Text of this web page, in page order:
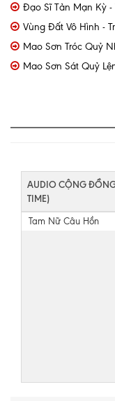
Đạo Sĩ Tản Mạn Kỳ -
Vùng Đất Vô Hình -
Mao Sơn Tróc Quỷ
Mao Sơn Sát Quỷ
AUDIO CỘNG
TIME)
Tam Nữ Câu Hồn